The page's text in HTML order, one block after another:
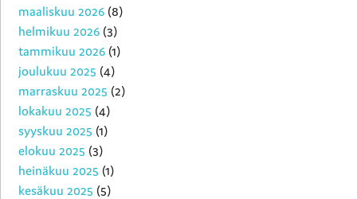
maaliskuu 2026 (8)
helmikuu 2026 (3)
tammikuu 2026 (1)
joulukuu 2025 (4)
marraskuu 2025 (2)
lokakuu 2025 (4)
syyskuu 2025 (1)
elokuu 2025 (3)
heinäkuu 2025 (1)
kesäkuu 2025 (5)